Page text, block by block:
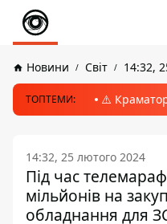
Новини Світ 14:32,
ТОПТЕМИ: ⚠️
14:32, 25 лютого 2024
Під час
мільйонів на
обладнання для